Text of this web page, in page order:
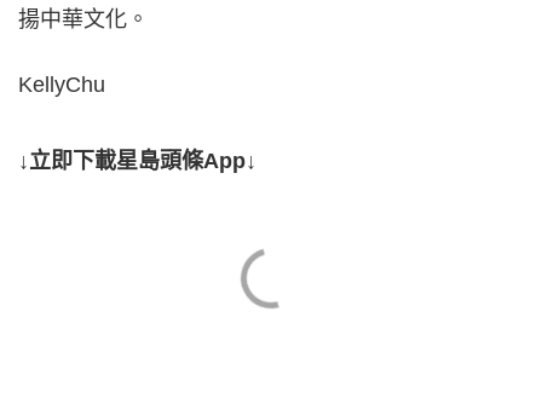
揚中華文化。
KellyChu
↓立即下載星島頭條App↓